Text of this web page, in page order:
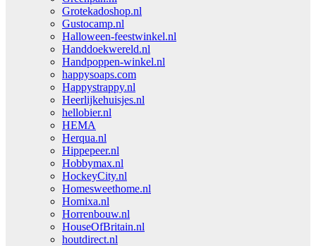
Grotekadoshop.nl
Gustocamp.nl
Halloween-feestwinkel.nl
Handdoekwereld.nl
Handpoppen-winkel.nl
happysoaps.com
Happystrappy.nl
Heerlijkehuisjes.nl
hellobier.nl
HEMA
Herqua.nl
Hippepeer.nl
Hobbymax.nl
HockeyCity.nl
Homesweethome.nl
Homixa.nl
Horrenbouw.nl
HouseOfBritain.nl
houtdirect.nl